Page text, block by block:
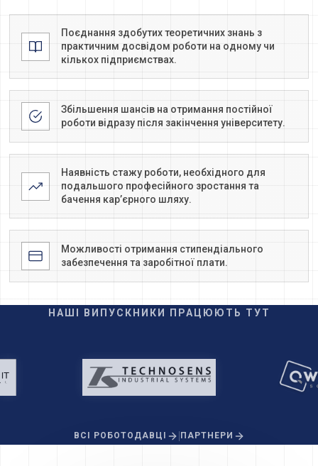
Поєднання здобутих теоретичних знань з
практичним досвідом роботи на одному чи
кількох підприємствах.
Збільшення шансів на отримання постійної
роботи відразу після закінчення університету.
Наявність стажу роботи, необхідного для
подальшого професійного зростання та
бачення кар’єрного шляху.
Можливості отримання стипендіального
забезпечення та заробітної плати.
НАШІ ВИПУСКНИКИ ПРАЦЮЮТЬ ТУТ
ВСІ РОБОТОДАВЦІ |ПАРТНЕРИ